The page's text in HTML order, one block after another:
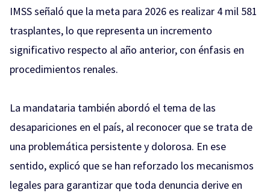
IMSS señaló que la meta para 2026 es realizar 4 mil 581
trasplantes, lo que representa un incremento
significativo respecto al año anterior, con énfasis en
procedimientos renales.
La mandataria también abordó el tema de las
desapariciones en el país, al reconocer que se trata de
una problemática persistente y dolorosa. En ese
sentido, explicó que se han reforzado los mecanismos
legales para garantizar que toda denuncia derive en